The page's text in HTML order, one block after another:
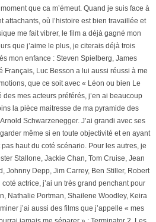
que ca m’émeut. Quand je suis face à
attachants, où l’histoire est bien travaillée et
me fait vibrer, le film a déjà gagné mon
que j’aime le plus, je citerais déjà trois
mon enfance : Steven Spielberg, James
Français, Luc Besson a lui aussi réussi à me
que ce soit avec « Léon ou bien Le
mes acteurs préférés, j’en ai beaucoup
la pièce maitresse de ma pyramide des
Schwarzenegger. J’ai grandi avec ses
même si en toute objectivité et en ayant
haut du coté scénario. Pour les autres, je
Stallone, Jackie Chan, Tom Cruise, Jean
Johnny Depp, Jim Carrey, Ben Stiller, Robert
actrice, j’ai un très grand penchant pour
Nathalie Portman, Shailene Woodley, Keira
j’ai aussi des films que j’appelle « mes